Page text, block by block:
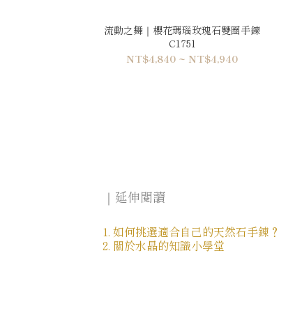
流動之舞｜櫻花瑪瑙玫瑰石雙圈手鍊
C1751
NT$4,840 ~ NT$4,940
｜延伸閱讀
1. 如何挑選適合自己的天然石手鍊？
2. 關於水晶的知識小學堂